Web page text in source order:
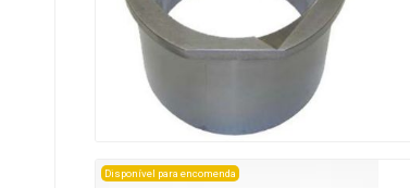
Disponível para encomenda